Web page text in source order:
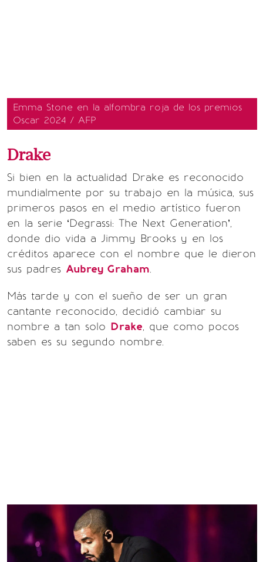
Emma Stone en la alfombra roja de los premios
Oscar 2024 / AFP
Drake
Si bien en la actualidad Drake es reconocido
mundialmente por su trabajo en la música, sus
primeros pasos en el medio artístico fueron
en la serie ‘Degrassi: The Next Generation’,
donde dio vida a Jimmy Brooks y en los
créditos aparece con el nombre que le dieron
sus padres Aubrey Graham.
Más tarde y con el sueño de ser un gran
cantante reconocido, decidió cambiar su
nombre a tan solo Drake, que como pocos
saben es su segundo nombre.